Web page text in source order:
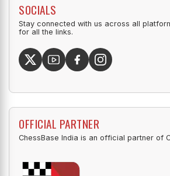
SOCIALS
Stay connected with us across all
for all the links.
OFFICIAL PARTNER
ChessBase India is an official partner of